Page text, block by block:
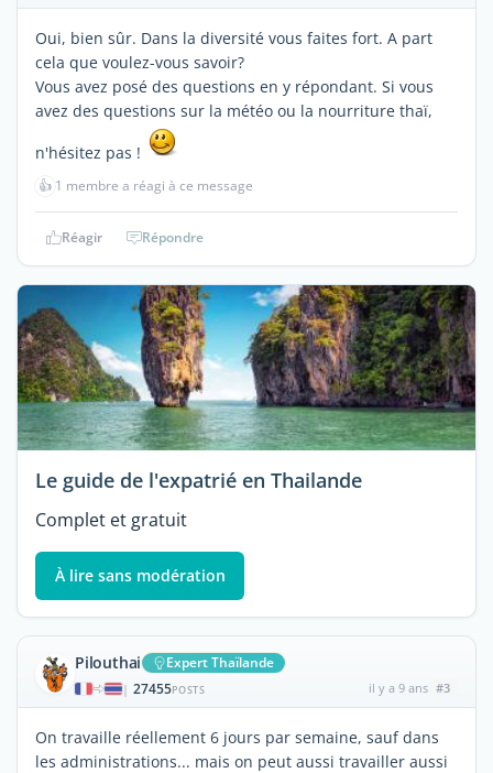
Oui, bien sûr. Dans la diversité vous faites fort. A part
cela que voulez-vous savoir?
Vous avez posé des questions en y répondant. Si vous
avez des questions sur la météo ou la nourriture thaï,
n'hésitez pas !
👍 1 membre a réagi à ce message
Réagir Répondre
Le guide de l'expatrié en Thailande
Complet et gratuit
À lire sans modération
Pilouthai Expert Thaïlande
| 27455POSTS il y a 9 ans #3
On travaille réellement 6 jours par semaine, sauf dans
les administrations... mais on peut aussi travailler aussi